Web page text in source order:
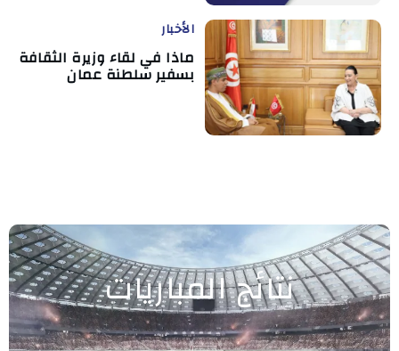
الأخبار
ماذا في لقاء وزيرة الثقافة
بسفير سلطنة عمان
نتائج المباريات